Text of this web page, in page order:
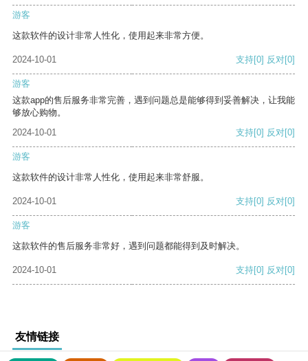
游客
这款软件的设计非常人性化，使用起来非常方便。
2024-10-01 支持[0] 反对[0]
游客
这款app的售后服务非常完善，遇到问题总是能够得到妥善解决，让我能
够放心购物。
2024-10-01
支持[0] 反对[0]
游客
这款软件的设计非常人性化，使用起来非常舒服。
2024-10-01 支持[0] 反对[0]
游客
这款软件的售后服务非常好，遇到问题都能得到及时解决。
2024-10-01 支持[0] 反对[0]
友情链接